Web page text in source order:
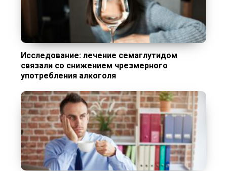
Исследование: лечение семаглутидом
связали со снижением чрезмерного
употребления алкоголя